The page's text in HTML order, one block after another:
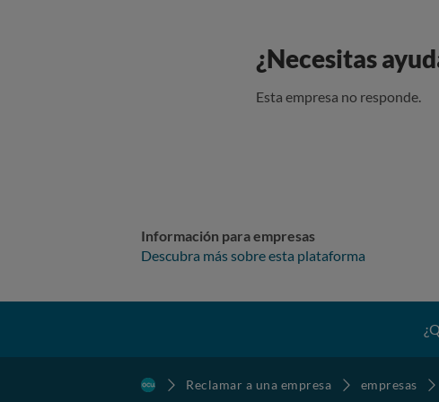
descargo de
sanción administrativa
máximo de 7
(OMIC) o a las
¿Necesitas
Esta empresa no responde.
Información para empresas
Descubra más sobre esta plataforma
Reclamar a una empresa empresas